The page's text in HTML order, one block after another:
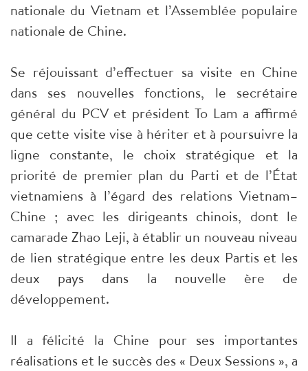
nationale du Vietnam et l’Assemblée populaire
nationale de Chine.
Se réjouissant d’effectuer sa visite en Chine
dans ses nouvelles fonctions, le secrétaire
général du PCV et président To Lam a affirmé
que cette visite vise à hériter et à poursuivre la
ligne constante, le choix stratégique et la
priorité de premier plan du Parti et de l’État
vietnamiens à l’égard des relations Vietnam–
Chine ; avec les dirigeants chinois, dont le
camarade Zhao Leji, à établir un nouveau niveau
de lien stratégique entre les deux Partis et les
deux pays dans la nouvelle ère de
développement.
Il a félicité la Chine pour ses importantes
réalisations et le succès des « Deux Sessions », a